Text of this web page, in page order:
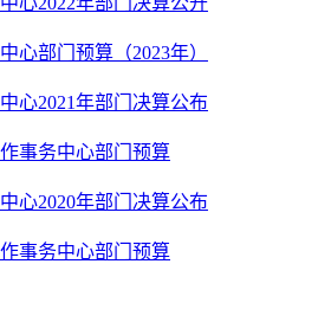
心部门预算（2023年）
心2021年部门决算公布
事务中心部门预算
心2020年部门决算公布
事务中心部门预算